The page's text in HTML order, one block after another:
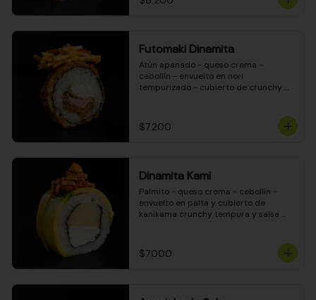
Futomaki Dinamita
Atún apanado - queso crema -
cebollín - envuelto en nori
tempurizado - cubierto de crunchy
$7.200
Dinamita Kami
Palmito - queso crema - cebollín -
envuelto en palta y cubierto de
kanikama crunchy tempura y salsa
$7.000